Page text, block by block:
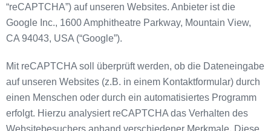
“reCAPTCHA”) auf unseren Websites. Anbieter ist die
Google Inc., 1600 Amphitheatre Parkway, Mountain View,
CA 94043, USA (“Google”).
Mit reCAPTCHA soll überprüft werden, ob die Dateneingabe
auf unseren Websites (z.B. in einem Kontaktformular) durch
einen Menschen oder durch ein automatisiertes Programm
erfolgt. Hierzu analysiert reCAPTCHA das Verhalten des
Websitebesuchers anhand verschiedener Merkmale. Diese